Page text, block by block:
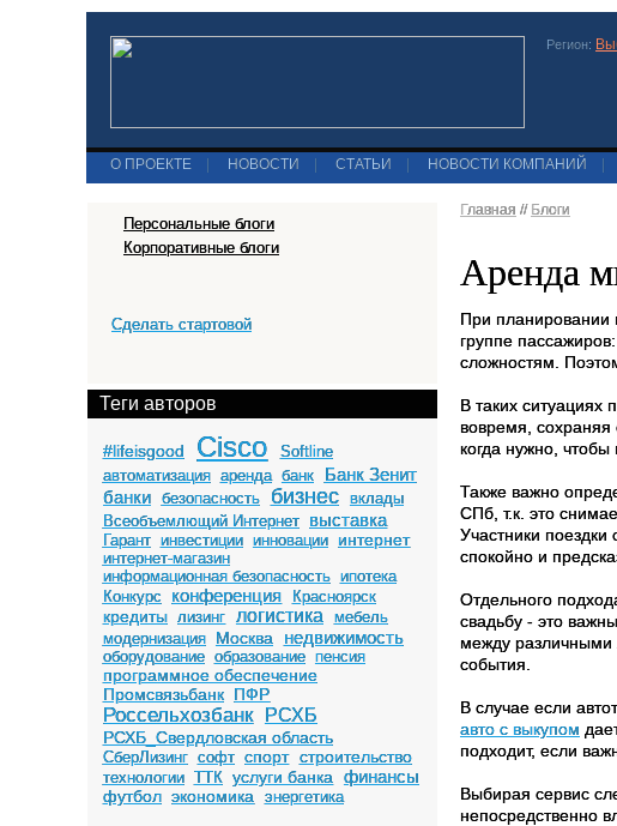
Регион:
О ПРОЕКТЕ НОВОСТИ СТАТЬИ НОВОСТИ КОМПАНИЙ
Персональные блоги
Корпоративные блоги
Сделать стартовой
Теги авторов
#lifeisgood Cisco
Softline
автоматизация аренда банк
Банк Зенит
банки безопасность бизнес
вклады
Всеобъемлющий Интернет
выставка
Гарант инвестиции инновации интернет
интернет-магазин
информационная безопасность ипотека
Конкурс
конференция Красноярск
кредиты лизинг логистика
мебель
модернизация
Москва недвижимость
оборудование образование пенсия
программное обеспечение
Промсвязьбанк ПФР
Россельхозбанк РСХБ
РСХБ_Свердловская область
СберЛизинг софт спорт строительство
технологии ТТК услуги банка финансы
футбол экономика энергетика
Главная // Блоги
Аренда
При планировании
группе
сложностям.
В таких ситуациях
вовремя,
когда нужно, чтобы
Также важно
СПб, т.к. это
Участники поездки
спокойно и
Отдельного
свадьбу - это
между различными
события.
В случае если
авто с выкупом
подходит, если
Выбирая сервис
непосредственно